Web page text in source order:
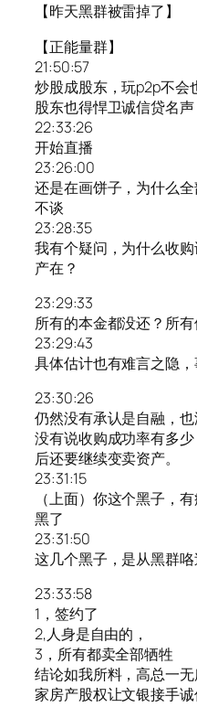
【昨天黑群被雷掉了】
【正能量群】
21:50:57
炒股成股东，玩p2p不会
股东也得悍卫诚信贷名声
22:33:26
开始直播
23:26:00
还是在画饼子，为什么
不谈
23:28:35
我有个疑问，为什么收
产在？
23:29:33
所有的本金都没还？所
23:29:43
具体估计也有难言之隐，
23:30:26
仍然没有承认是自融，
没有说收购成功率有多
后还要继续变卖资产。
23:31:15
（上面）你这个黑子，
黑了
23:31:50
这几个黑子，是从黑群
23:33:58
1，签约了
2,人身是自由的，
3，所有都卖全部牺牲
结论如我所料，高总一
家房产股权让文银接手